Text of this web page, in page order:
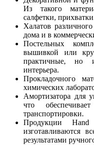
Из такого
салфетки,
Халатов
дома и в
Постельных
вышивкой или
практичные, но
интерьера.
Прокладочного
химических
Амортизатора для
что
транспортировки.
Продукции
изготавливаются
результатами